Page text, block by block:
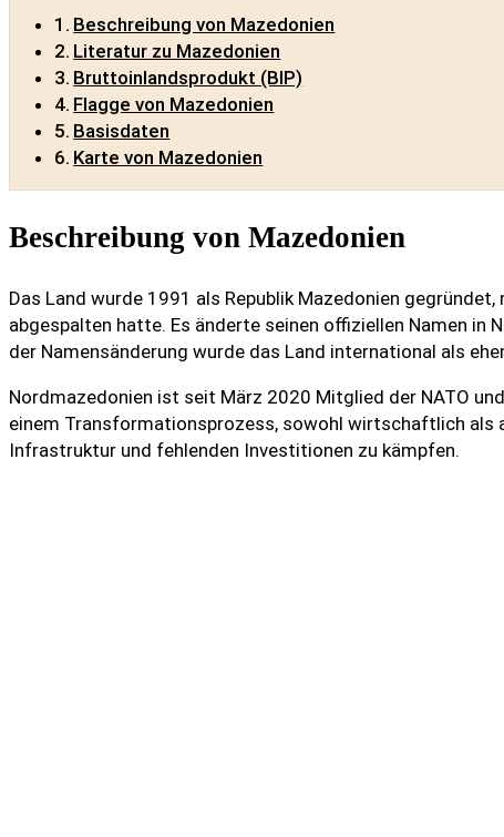
Beschreibung von Mazedonien
Literatur zu Mazedonien
Bruttoinlandsprodukt (BIP)
Flagge von Mazedonien
Basisdaten
Karte von Mazedonien
Beschreibung von Mazedonien
Das Land wurde 1991 als Republik Mazedonien
abgespalten hatte. Es änderte seinen offiziellen Namen
der Namensänderung wurde das Land international als
Nordmazedonien ist seit März 2020 Mitglied der NATO
einem Transformationsprozess, sowohl wirtschaftlich als
Infrastruktur und fehlenden Investitionen zu kämpfen.